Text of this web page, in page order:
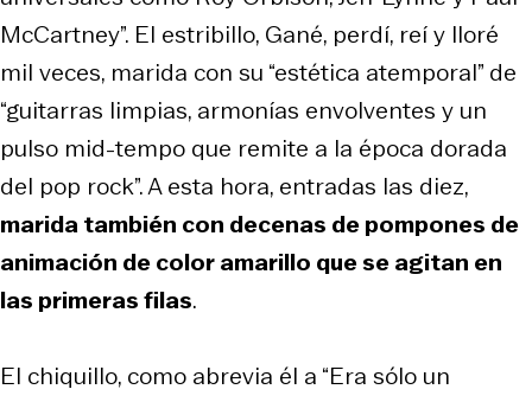
McCartney”. El estribillo, Gané, perdí, reí y lloré
mil veces, marida con su “estética atemporal” de
“guitarras limpias, armonías envolventes y un
pulso mid-tempo que remite a la época dorada
del pop rock”. A esta hora, entradas las diez,
marida también con decenas de pompones de
animación de color amarillo que se agitan en
las primeras filas.
El chiquillo, como abrevia él a “Era sólo un